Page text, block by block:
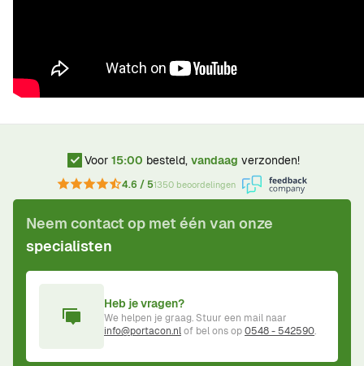
Voor 15:00 besteld, vandaag verzonden!
4.6 / 51350 beoordelingen
Neem contact op met één van onze
specialisten
Heb je vragen?
We helpen je graag. Stuur een mail naar
info@portacon.nlof bel ons op0548 - 542590.